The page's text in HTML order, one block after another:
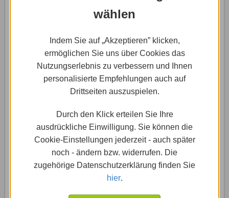
wählen
Indem Sie auf „Akzeptieren” klicken,
ermöglichen Sie uns über Cookies das
Nutzungserlebnis zu verbessern und Ihnen
personalisierte Empfehlungen auch auf
Drittseiten auszuspielen.
Durch den Klick erteilen Sie Ihre
ausdrückliche Einwilligung. Sie können die
Cookie-Einstellungen jederzeit - auch später
noch - ändern bzw. widerrufen. Die
zugehörige Datenschutzerklärung finden Sie
hier.
E-Commerce-Paket von Wix
Mit einem Homepage-Baukasten von Wix lässt sich
auch ein Online-Shop leicht in die Tat umsetzen.
Man kann, den …